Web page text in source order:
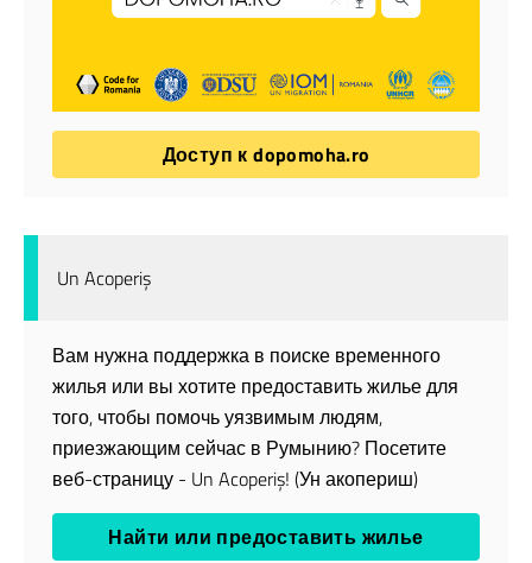
Доступ к dopomoha.ro
Un Acoperiș
Вам нужна поддержка в поиске временного
жилья или вы хотите предоставить жилье для
того, чтобы помочь уязвимым людям,
приезжающим сейчас в Румынию? Посетите
веб-страницу - Un Acoperiș! (Ун акопериш)
Найти или предоставить жилье